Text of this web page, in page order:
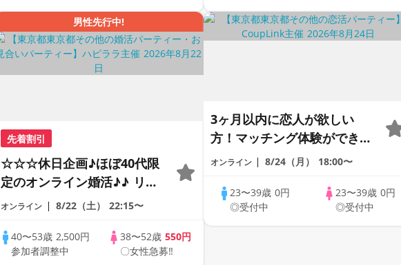
男性先行中!
先着割引
☆☆☆休日企画♪ほぼ40代限
定のオンライン婚活♪♪ リモ
ートの出会い応援♪♪ おうち
の方が対象☆ 司会進行あり
♪♪ THE 43s ONLINE
オンライン 8/22（土） 22:15〜
40〜53歳 2,500円
参加者調整中
38〜52歳550円
〇女性急募‼
3ヶ月以内に恋人が欲しい
方！マッチング体験ができる
1dayCoupLink♪【恋活】
オンライン 8/24（月） 18:00〜
23〜39歳 0円
◎受付中
23〜39歳 0円
◎受付中